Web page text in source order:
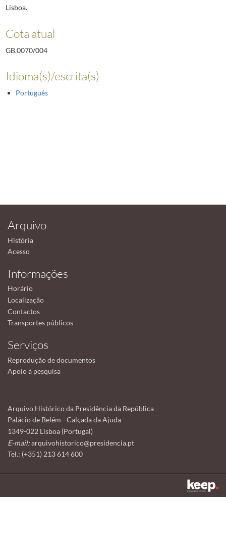
Lisboa.
Cota atual
GB.0070/004
Idioma(s)/escrita(s)
Português
Arquivo
História
Acesso
Informações
Horário
Localização
Contactos
Transportes públicos
Serviços
Reprodução de documentos
Apoio à pesquisa
Arquivo Histórico da Presidência da República
Palácio de Belém - Calçada da Ajuda
1349-022 Lisboa (Portugal)
E-mail:arquivohistorico@presidencia.pt
Tel.: (+351) 213 614 600